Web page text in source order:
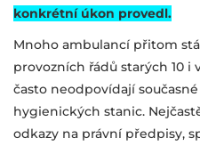
konkrétní úkon provedl.
Mnoho ambulancí přitom
provozních řádů starých 10 i
často neodpovídají
hygienických stanic.
odkazy na právní předpisy,